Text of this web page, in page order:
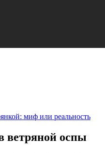
миф или реальность
ветряной оспы